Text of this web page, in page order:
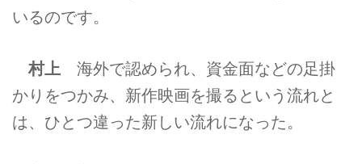
いるのです。
村上 海外で認められ、資金面などの足掛
かりをつかみ、新作映画を撮るという流れと
は、ひとつ違った新しい流れになった。